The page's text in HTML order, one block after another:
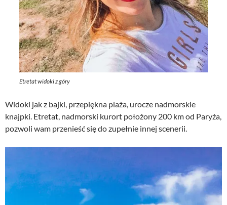
Etretat widoki z góry
Widoki jak z bajki, przepiękna plaża, urocze nadmorskie
knajpki. Etretat, nadmorski kurort położony 200 km od Paryża,
pozwoli wam przenieść się do zupełnie innej scenerii.